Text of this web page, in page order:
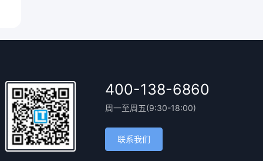
400-138-6860
周一至周五(9:30-18:00)
联系我们